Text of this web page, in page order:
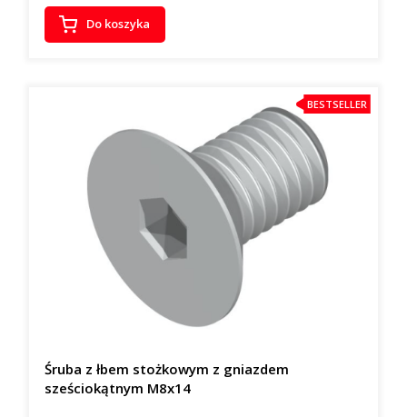
Do koszyka
BESTSELLER
Śruba z łbem stożkowym z gniazdem
sześciokątnym M8x14